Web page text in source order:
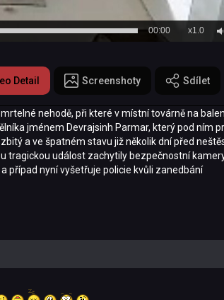
x1.0
00:00
Detail Screenshoty Sdílet
nehodě, při které v místní továrně na
jménem Devrajsinh Parmar, který pod ním
a ve špatném stavu již několik dní před
tragickou událost zachytily bezpečnostní
případ nyní vyšetřuje policie kvůli zanedbání